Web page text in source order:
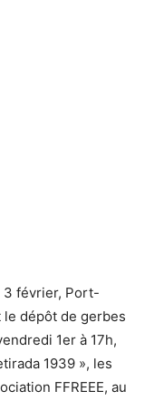
3 février, Port-
le dépôt de gerbes
1er à 17h,
1939 », les
FFREEE, au